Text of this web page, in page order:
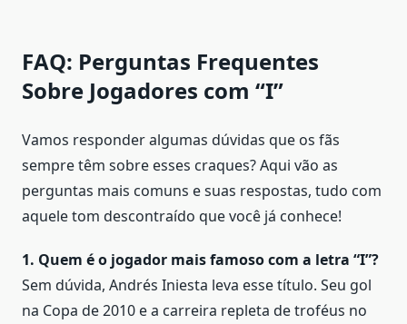
FAQ: Perguntas Frequentes
Sobre Jogadores com “I”
Vamos responder algumas dúvidas que os fãs
sempre têm sobre esses craques? Aqui vão as
perguntas mais comuns e suas respostas, tudo com
aquele tom descontraído que você já conhece!
1. Quem é o jogador mais famoso com a letra “I”?
Sem dúvida, Andrés Iniesta leva esse título. Seu gol
na Copa de 2010 e a carreira repleta de troféus no